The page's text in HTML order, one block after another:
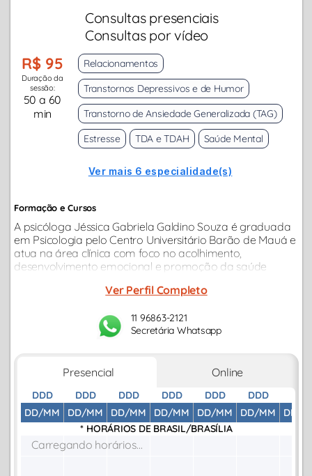
Consultas presenciais
Consultas por vídeo
R$ 95
Duração da
sessão:
50 a 60
min
Relacionamentos
Transtornos Depressivos e de Humor
Transtorno de Ansiedade Generalizada (TAG)
Estresse
TDA e TDAH Saúde Mental
Ver mais 6 especialidade(s)
Formação e Cursos
A psicóloga Jéssica Gabriela Galdino Souza é graduada
em Psicologia pelo Centro Universitário Barão de Mauá e
atua na área clínica com foco no acolhimento,
desenvolvimento emocional e promoção da saúde
Ver Perfil Completo
11 96863-2121
Secretária Whatsapp
Presencial Online
DDD
DD/MM
DDD
DD/MM
DDD
DD/MM
DDD
DD/MM
DDD
DD/MM
DDD
DD/MM
DD/
* HORÁRIOS DE BRASIL/BRASÍLIA
Carregando horários...